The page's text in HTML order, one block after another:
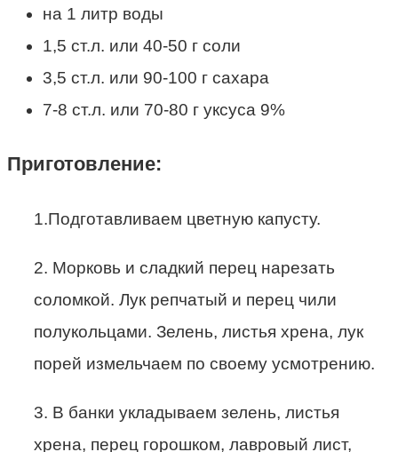
на 1 литр воды
1,5 ст.л. или 40-50 г соли
3,5 ст.л. или 90-100 г сахара
7-8 ст.л. или 70-80 г уксуса 9%
Приготовление:
1.Подготавливаем цветную капусту.
2. Морковь и сладкий перец нарезать
соломкой. Лук репчатый и перец чили
полукольцами. Зелень, листья хрена, лук
порей измельчаем по своему усмотрению.
3. В банки укладываем зелень, листья
хрена, перец горошком, лавровый лист,